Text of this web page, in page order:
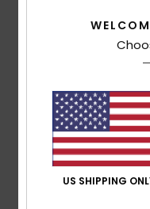
Jean straight Bleu
AQYDP03015
Caractéristiques
Collection :
Matière :Denim
Coupe :coupe
Taille :taille fixe
US SHIPPING